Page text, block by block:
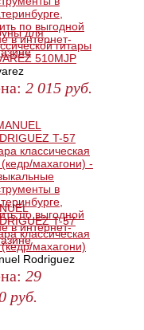
для
гитары
510MJP
2 015 руб.
T-57
классическая
махагони)
Rodriguez
29
руб.